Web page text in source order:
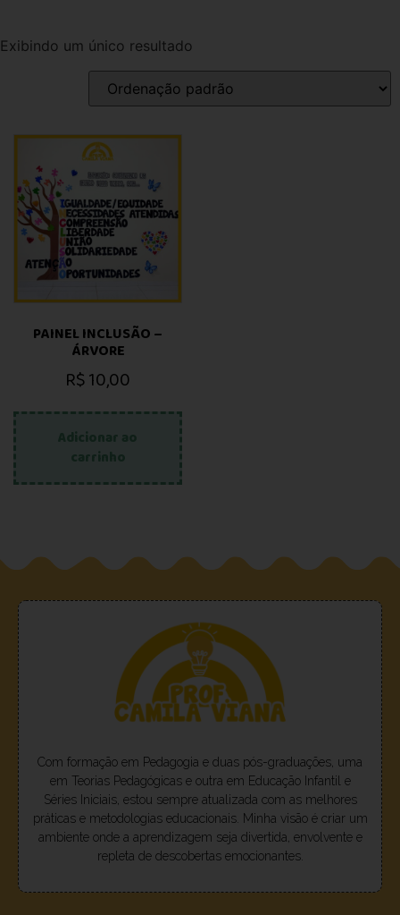
Exibindo um único resultado
PAINEL INCLUSÃO –
ÁRVORE
R$10,00
Adicionar ao
carrinho
Com formação em Pedagogia e duas pós-graduações, uma
em Teorias Pedagógicas e outra em Educação Infantil e
Séries Iniciais, estou sempre atualizada com as melhores
práticas e metodologias educacionais. Minha visão é criar um
ambiente onde a aprendizagem seja divertida, envolvente e
repleta de descobertas emocionantes.